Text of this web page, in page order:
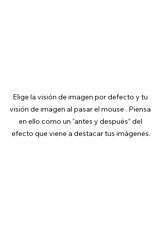
Elige la visión de imagen por defecto y tu
visión de imagen al pasar el mouse . Piensa
en ello como un “antes y después” del
efecto que viene a destacar tus imágenes.